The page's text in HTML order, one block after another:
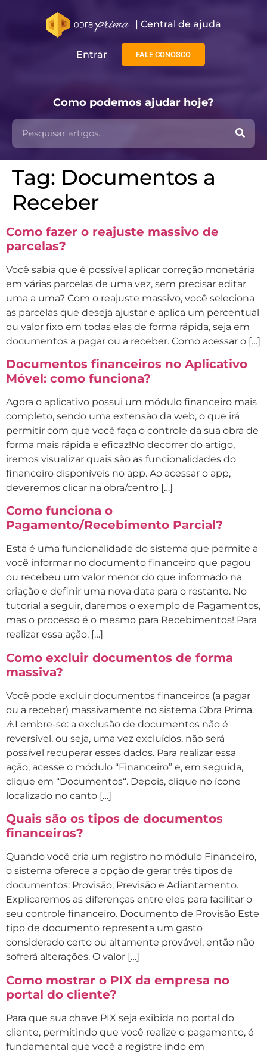
| Central de ajuda​
Entrar FALE CONOSCO
Como podemos ajudar hoje?
Tag: Documentos a
Receber
Como fazer o reajuste massivo de
parcelas?
Você sabia que é possível aplicar correção monetária
em várias parcelas de uma vez, sem precisar editar
uma a uma? Com o reajuste massivo, você seleciona
as parcelas que deseja ajustar e aplica um percentual
ou valor fixo em todas elas de forma rápida, seja em
documentos a pagar ou a receber. Como acessar o […]
Documentos financeiros no Aplicativo
Móvel: como funciona?
Agora o aplicativo possui um módulo financeiro mais
completo, sendo uma extensão da web, o que irá
permitir com que você faça o controle da sua obra de
forma mais rápida e eficaz!No decorrer do artigo,
iremos visualizar quais são as funcionalidades do
financeiro disponíveis no app. Ao acessar o app,
deveremos clicar na obra/centro […]
Como funciona o
Pagamento/Recebimento Parcial?
Esta é uma funcionalidade do sistema que permite a
você informar no documento financeiro que pagou
ou recebeu um valor menor do que informado na
criação e definir uma nova data para o restante. No
tutorial a seguir, daremos o exemplo de Pagamentos,
mas o processo é o mesmo para Recebimentos! Para
realizar essa ação, […]
Como excluir documentos de forma
massiva?
Você pode excluir documentos financeiros (a pagar
ou a receber) massivamente no sistema Obra Prima.
⚠️Lembre-se: a exclusão de documentos não é
reversível, ou seja, uma vez excluídos, não será
possível recuperar esses dados. Para realizar essa
ação, acesse o módulo “Financeiro” e, em seguida,
clique em “Documentos“. Depois, clique no ícone
localizado no canto […]
Quais são os tipos de documentos
financeiros?
Quando você cria um registro no módulo Financeiro,
o sistema oferece a opção de gerar três tipos de
documentos: Provisão, Previsão e Adiantamento.
Explicaremos as diferenças entre eles para facilitar o
seu controle financeiro. Documento de Provisão Este
tipo de documento representa um gasto
considerado certo ou altamente provável, então não
sofrerá alterações. O valor […]
Como mostrar o PIX da empresa no
portal do cliente?
Para que sua chave PIX seja exibida no portal do
cliente, permitindo que você realize o pagamento, é
fundamental que você a registre indo em